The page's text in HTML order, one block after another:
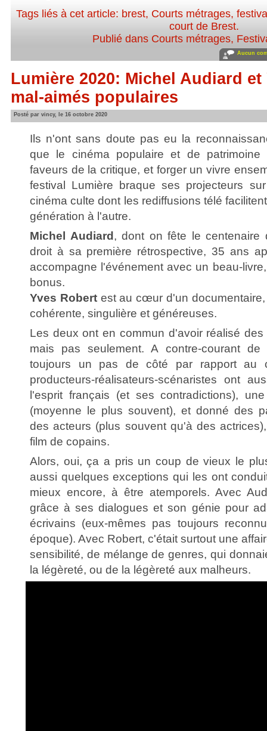
Tags liés à cet article: brest, Courts métrages,
court de Brest.
Publié dans Courts métrages,
Aucun
Lumière 2020: Michel Audiard
mal-aimés populaires
Posté par vincy, le 16 octobre 2020
Ils n'ont sans doute pas eu la
que le cinéma populaire et de patrimoine
faveurs de la critique, et forger un vivre
festival Lumière braque ses projecteurs
cinéma culte dont les rediffusions télé
génération à l'autre.
Michel Audiard, dont on fête le centenaire
droit à sa première rétrospective, 35 ans
accompagne l'événement avec un beau-
bonus.
Yves Robertest au cœur d'un
cohérente, singulière et généreuses.
Les deux ont en commun d'avoir réalisé
mais pas seulement. A contre-courant de
toujours un pas de côté par rapport au
producteurs-réalisateurs-scénaristes ont
l'esprit français (et ses contradictions),
(moyenne le plus souvent), et donné des
des acteurs (plus souvent qu'à des
film de copains.
Alors, oui, ça a pris un coup de vieux le
aussi quelques exceptions qui les ont
mieux encore, à être atemporels. Avec
grâce à ses dialogues et son génie pour
écrivains (eux-mêmes pas toujours
époque). Avec Robert, c'était surtout une
sensibilité, de mélange de genres, qui
la légèreté, ou de la légèreté aux malheurs.